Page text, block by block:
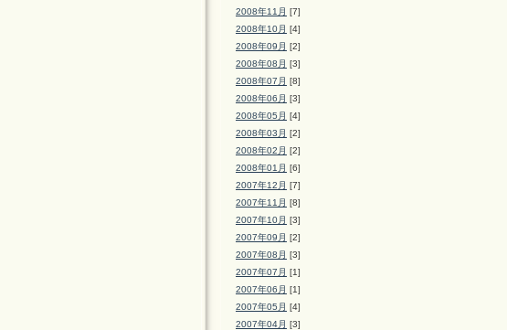
2008年11月 [7]
2008年10月 [4]
2008年09月 [2]
2008年08月 [3]
2008年07月 [8]
2008年06月 [3]
2008年05月 [4]
2008年03月 [2]
2008年02月 [2]
2008年01月 [6]
2007年12月 [7]
2007年11月 [8]
2007年10月 [3]
2007年09月 [2]
2007年08月 [3]
2007年07月 [1]
2007年06月 [1]
2007年05月 [4]
2007年04月 [3]